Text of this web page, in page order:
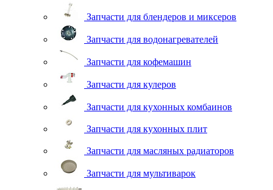
Запчасти для блендеров и миксеров
Запчасти для водонагревателей
Запчасти для кофемашин
Запчасти для кулеров
Запчасти для кухонных комбаинов
Запчасти для кухонных плит
Запчасти для масляных радиаторов
Запчасти для мультиварок